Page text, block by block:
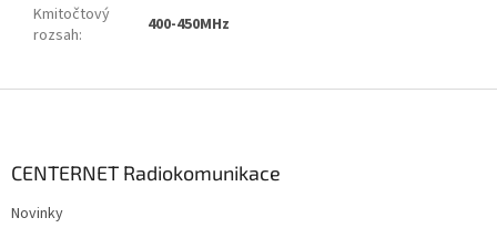
Kmitočtový
rozsah: 400-450MHz
CENTERNET Radiokomunikace
Novinky